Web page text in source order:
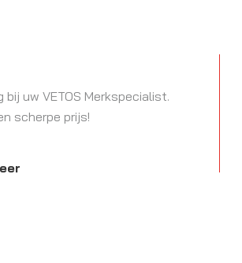
bij uw VETOS Merkspecialist.
scherpe prijs!